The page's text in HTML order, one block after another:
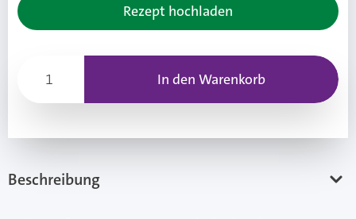
Rezept hochladen
In den Warenkorb
Beschreibung